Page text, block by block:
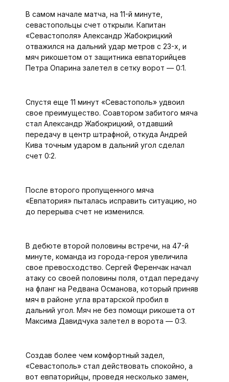
В самом начале матча, на 11-й минуте,
севастопольцы счет открыли. Капитан
«Севастополя» Александр Жабокрицкий
отважился на дальний удар метров с 23-х, и
мяч рикошетом от защитника евпаторийцев
Петра Опарина залетел в сетку ворот — 0:1.
Спустя еще 11 минут «Севастополь» удвоил
свое преимущество. Соавтором забитого мяча
стал Александр Жабокрицкий, отдавший
передачу в центр штрафной, откуда Андрей
Кива точным ударом в дальний угол сделал
счет 0:2.
После второго пропущенного мяча
«Евпатория» пыталась исправить ситуацию, но
до перерыва счет не изменился.
В дебюте второй половины встречи, на 47-й
минуте, команда из города-героя увеличила
свое превосходство. Сергей Ференчак начал
атаку со своей половины поля, отдал передачу
на фланг на Редвана Османова, который приняв
мяч в районе угла вратарской пробил в
дальний угол. Мяч не без помощи рикошета от
Максима Давидчука залетел в ворота — 0:3.
Создав более чем комфортный задел,
«Севастополь» стал действовать спокойно, а
вот евпаторийцы, проведя несколько замен,